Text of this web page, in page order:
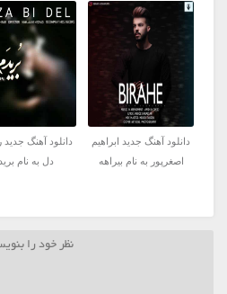
دانلود آهنگ جدید ابراهیم
اصغرپور به نام بیراهه
دانلود آهنگ
دل به نام